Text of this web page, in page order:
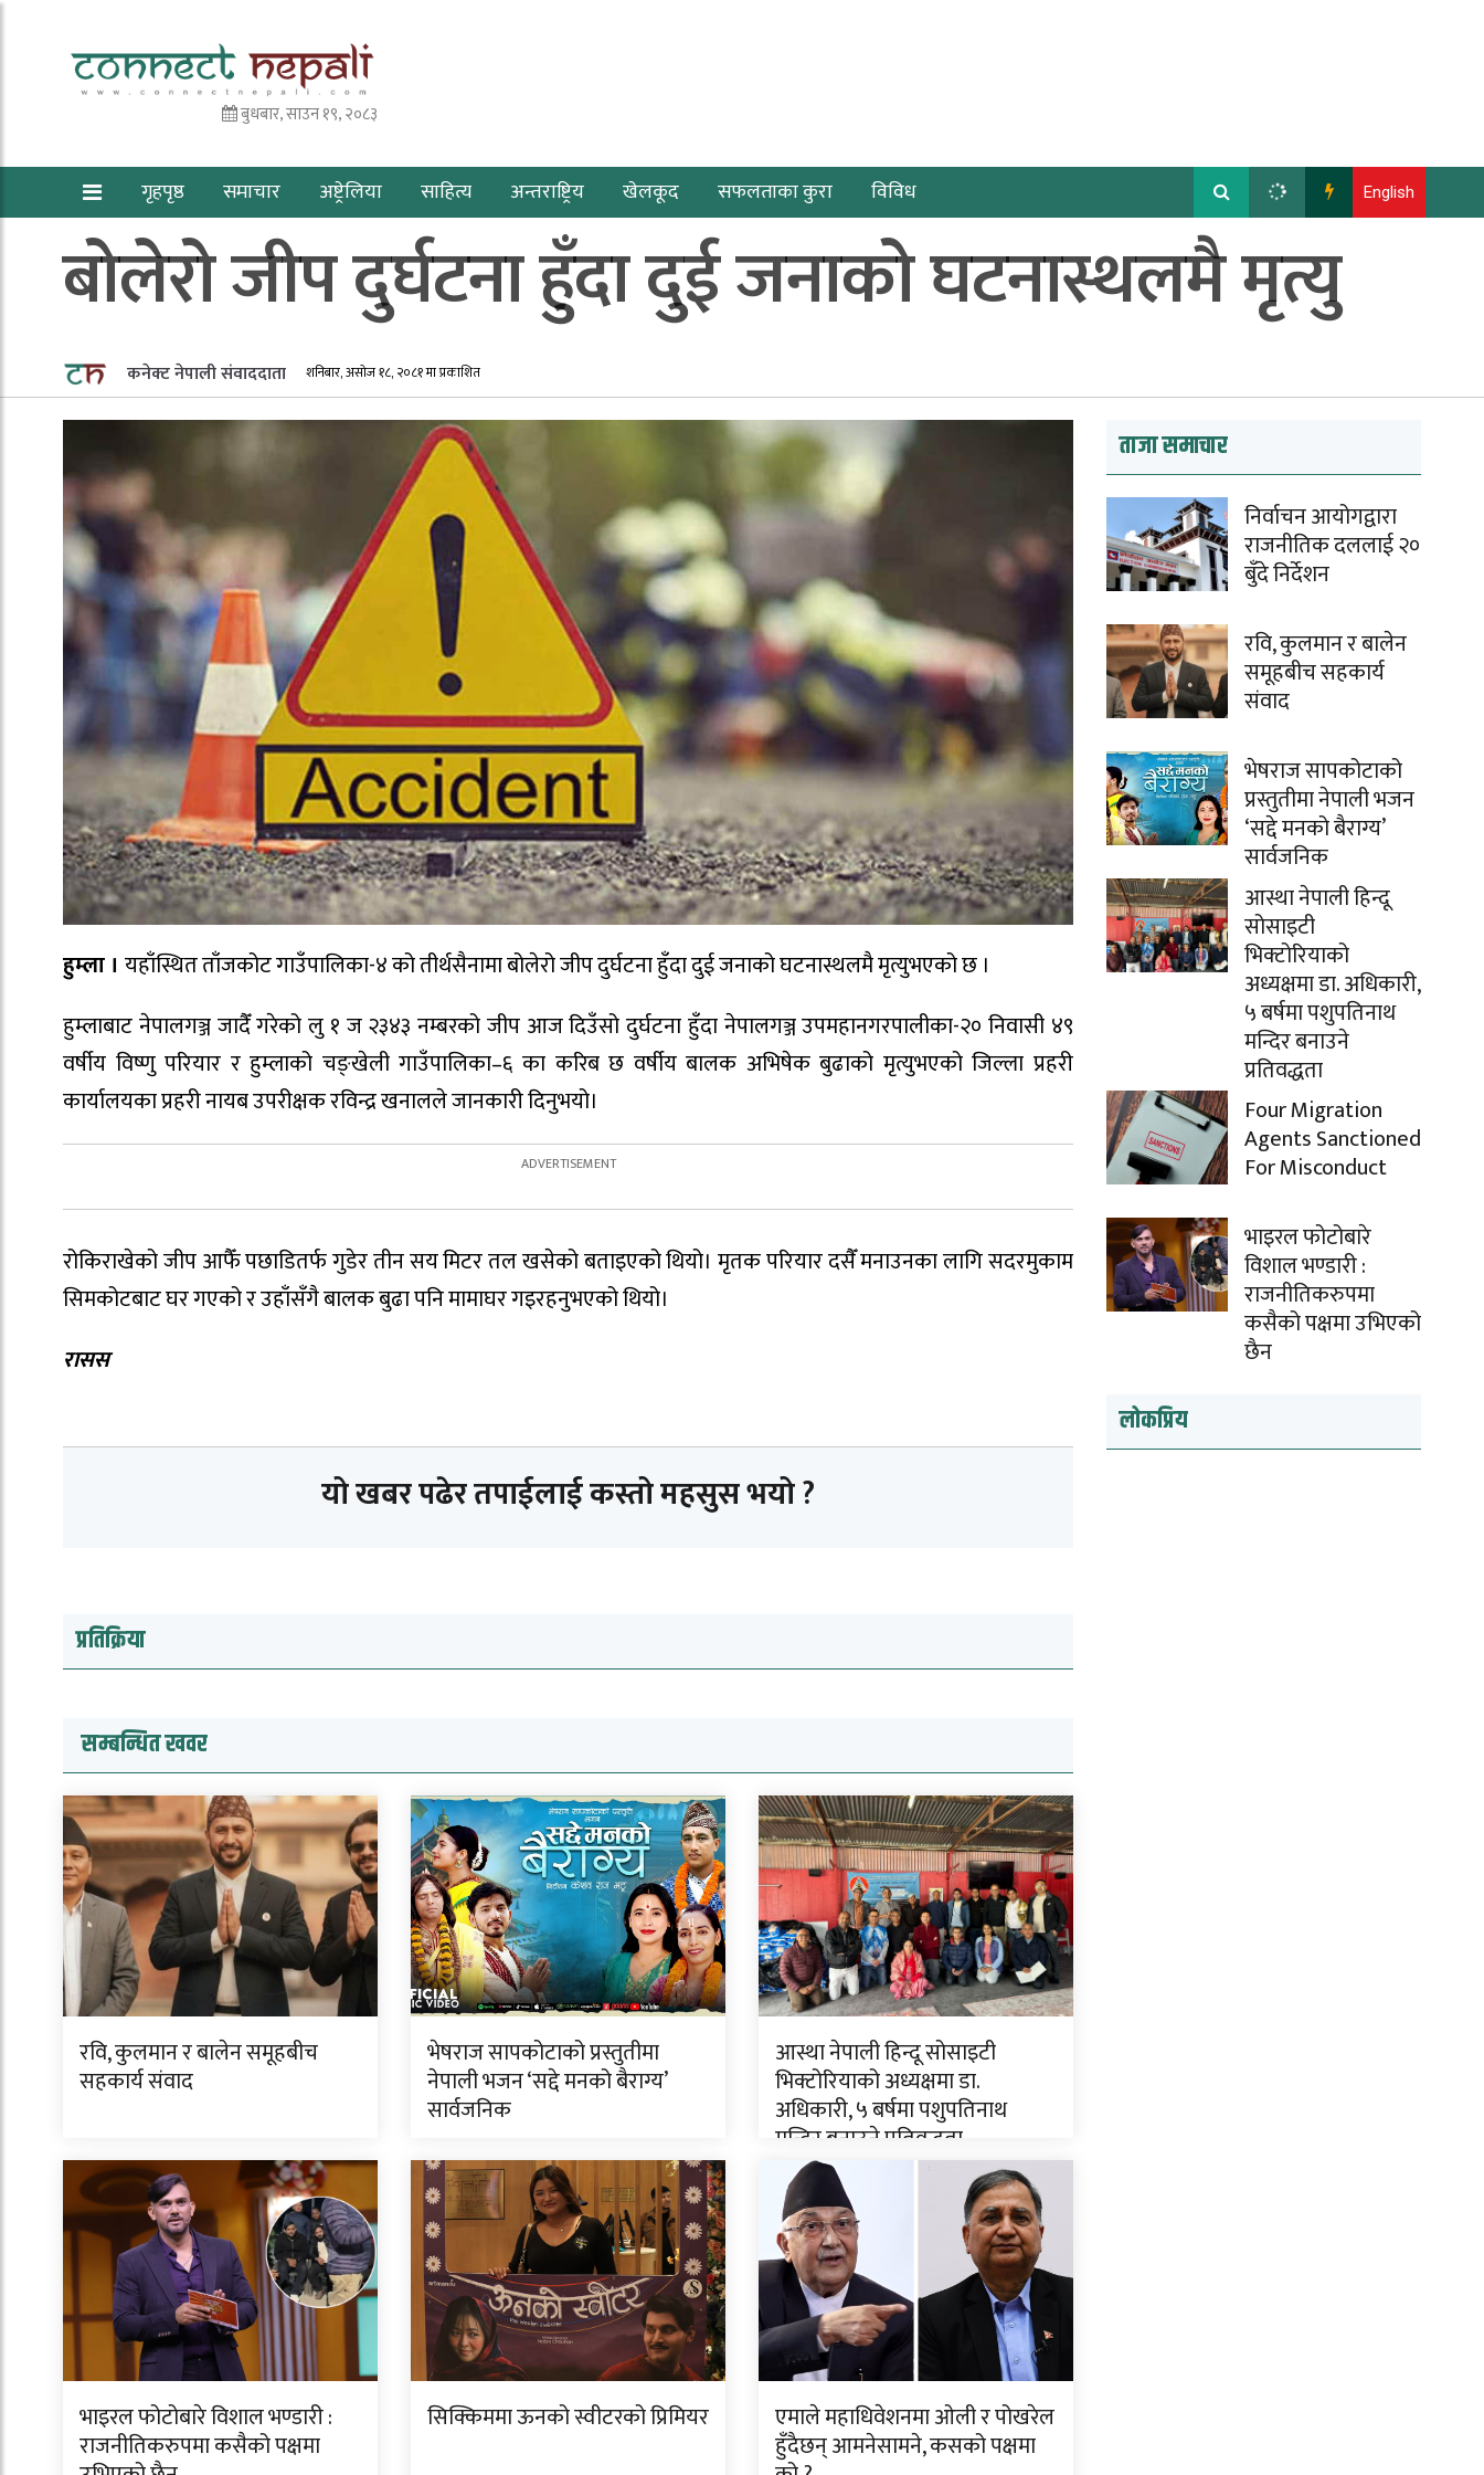
बुधबार, साउन १९, २०८३
गृहपृष्ठ समाचार अष्ट्रेलिया साहित्य अन्तराष्ट्रिय खेलकूद सफलताका कुरा विविध English
बोलेरो जीप दुर्घटना हुँदा दुई जनाको घटनास्थलमै मृत्यु
कनेक्ट नेपाली संवाददाता शनिबार, असोज १८, २०८१ मा प्रकाशित
हुम्ला । यहाँस्थित ताँजकोट गाउँपालिका-४ को तीर्थसैनामा बोलेरो जीप दुर्घटना हुँदा दुई जनाको घटनास्थलमै मृत्युभएको छ ।
हुम्लाबाट नेपालगञ्ज जादैँ गरेको लु १ ज २३४३ नम्बरको जीप आज दिउँसो दुर्घटना हुँदा नेपालगञ्ज उपमहानगरपालीका-२० निवासी ४९
वर्षीय विष्णु परियार र हुम्लाको चङ्खेली गाउँपालिका–६ का करिब छ वर्षीय बालक अभिषेक बुढाको मृत्युभएको जिल्ला प्रहरी
कार्यालयका प्रहरी नायब उपरीक्षक रविन्द्र खनालले जानकारी दिनुभयो।
रोकिराखेको जीप आफैँ पछाडितर्फ गुडेर तीन सय मिटर तल खसेको बताइएको थियो। मृतक परियार दसैँ मनाउनका लागि सदरमुकाम
सिमकोटबाट घर गएको र उहाँसँगै बालक बुढा पनि मामाघर गइरहनुभएको थियो।
रासस
यो खबर पढेर तपाईलाई कस्तो महसुस भयो ?
प्रतिक्रिया
सम्बन्धित खवर
रवि, कुलमान र बालेन समूहबीच
सहकार्य संवाद
भेषराज सापकोटाको प्रस्तुतीमा
नेपाली भजन ‘सद्दे मनको बैराग्य’
सार्वजनिक
आस्था नेपाली हिन्दू सोसाइटी
भिक्टोरियाको अध्यक्षमा डा.
अधिकारी, ५ बर्षमा पशुपतिनाथ
मन्दिर बनाउने प्रतिवद्धता
भाइरल फोटोबारे विशाल भण्डारी :
राजनीतिकरुपमा कसैको पक्षमा
सिक्किममा ऊनको स्वीटरको प्रिमियर एमाले महाधिवेशनमा ओली र पोखरेल
हुँदैछन् आमनेसामने, कसको पक्षमा
ताजा समाचार
निर्वाचन आयोगद्वारा
राजनीतिक दललाई २०
बुँदे निर्देशन
रवि, कुलमान र बालेन
समूहबीच सहकार्य
संवाद
भेषराज सापकोटाको
प्रस्तुतीमा नेपाली भजन
‘सद्दे मनको बैराग्य’
सार्वजनिक
आस्था नेपाली हिन्दू
सोसाइटी
भिक्टोरियाको
अध्यक्षमा डा. अधिकारी,
५ बर्षमा पशुपतिनाथ
मन्दिर बनाउने
प्रतिवद्धता
Four Migration
Agents Sanctioned
For Misconduct
भाइरल फोटोबारे
विशाल भण्डारी :
राजनीतिकरुपमा
कसैको पक्षमा उभिएको
छैन
लोकप्रिय